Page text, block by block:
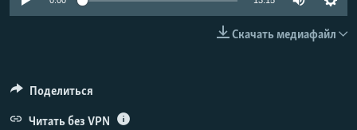
РАСПИСАНИЕ ВЕЩАНИЯ
СОЦИАЛЬНЫЕ СЕТИ
Скачать медиафайл
Поделиться
Читать без VPN